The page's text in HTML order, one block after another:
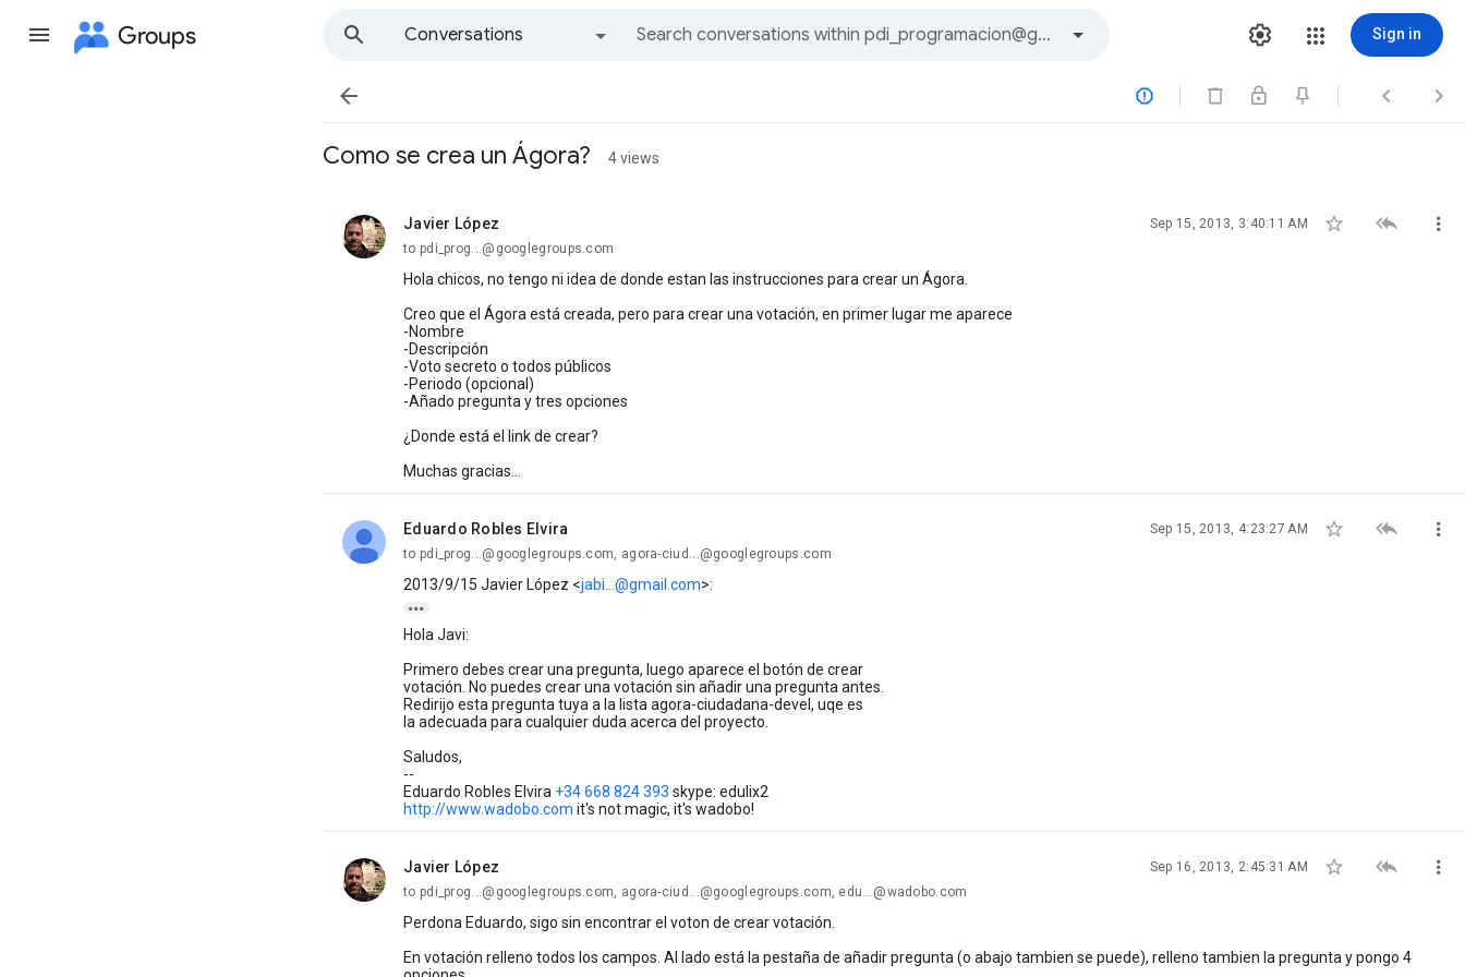
Groups
Conversations
Sign in
   
Como se crea un Ágora? 4 views
Javier López
unread, Sep 15, 2013, 3:40:11 AM   
to pdi_prog...@googlegroups.com
Hola chicos, no tengo ni idea de donde estan las instrucciones para crear un Ágora.
Creo que el Ágora está creada, pero para crear una votación, en primer lugar me aparece
-Nombre
-Descripción
-Voto secreto o todos públicos
-Periodo (opcional)
-Añado pregunta y tres opciones
¿Donde está el link de crear?
Muchas gracias...
Eduardo Robles Elvira
unread, Sep 15, 2013, 4:23:27 AM   
to pdi_prog...@googlegroups.com, agora-ciud...@googlegroups.com
2013/9/15 Javier López <jabi...@gmail.com>:

Hola Javi:
Primero debes crear una pregunta, luego aparece el botón de crear
votación. No puedes crear una votación sin añadir una pregunta antes.
Redirijo esta pregunta tuya a la lista agora-ciudadana-devel, uqe es
la adecuada para cualquier duda acerca del proyecto.
Saludos,
--
Eduardo Robles Elvira +34 668 824 393 skype: edulix2
http://www.wadobo.com it's not magic, it's wadobo!
Javier López
unread, Sep 16, 2013, 2:45:31 AM   
to pdi_prog...@googlegroups.com, agora-ciud...@googlegroups.com, edu...@wadobo.com
Perdona Eduardo, sigo sin encontrar el voton de crear votación.
En votación relleno todos los campos. Al lado está la pestaña de añadir pregunta (o abajo tambien se puede), relleno tambien la pregunta y pongo 4